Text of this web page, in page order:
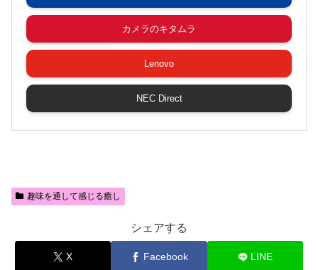
カメラのキタムラ
Lenovo
NEC Direct
趣味を通して感じる癒し
シェアする
X Facebook LINE